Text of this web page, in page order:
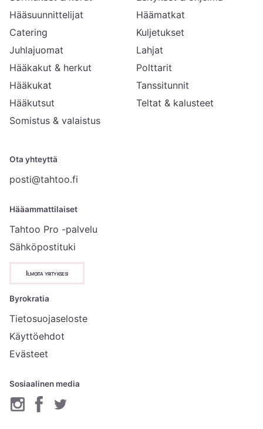
Ota yhteyttä
posti@tahtoo.fi
Hääammattilaiset
Tahtoo Pro -palvelu
Sähköpostituki
Ilmoita yrityksesi
Byrokratia
Tietosuojaseloste
Käyttöehdot
Evästeet
Sosiaalinen media
Hääsuunnittelijat
Catering
Juhlajuomat
Hääkakut & herkut
Hääkukat
Hääkutsut
Somistus & valaistus
Häämatkat
Kuljetukset
Lahjat
Polttarit
Tanssitunnit
Teltat & kalusteet